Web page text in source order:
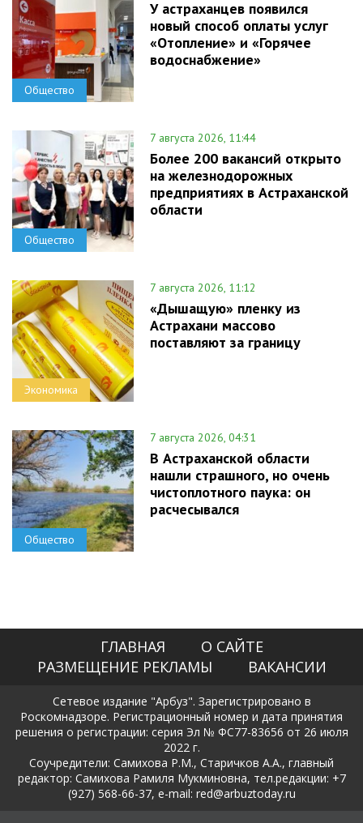
Общество
У астраханцев появился
новый способ оплаты услуг
«Отопление» и «Горячее
водоснабжение»
Общество
7 августа 2026, 11:44
Более 200 вакансий открыто
на железнодорожных
предприятиях в Астраханской
области
Экономика
7 августа 2026, 11:12
«Дышащую» пленку из
Астрахани массово
поставляют за границу
Общество
7 августа 2026, 04:31
В Астраханской области
нашли страшного, но очень
чистоплотного паука: он
расчесывался
ГЛАВНАЯ
О САЙТЕ
РАЗМЕЩЕНИЕ РЕКЛАМЫ
ВАКАНСИИ
Сетевое издание "Арбуз". Зарегистрировано в
Роскомнадзоре. Регистрационный номер и дата принятия
решения о регистрации: серия Эл № ФС77-83656 от 26 июля
2022 г.
Соучредители: Самихова Р.М., Старичков А.А., главный
редактор: Самихова Рамиля Мукминовна, тел.редакции: +7
(927) 568-66-37, e-mail: red@arbuztoday.ru